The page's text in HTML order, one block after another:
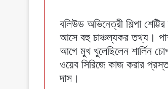
বলিউড অভিনেত্রী শিল্পা
আসে বহু চাঞ্চল্যকর তথ্য।
আগে মুখ খুলেছিলেন শার্লিন
ওয়েব সিরিজে কাজ করার
দাস।